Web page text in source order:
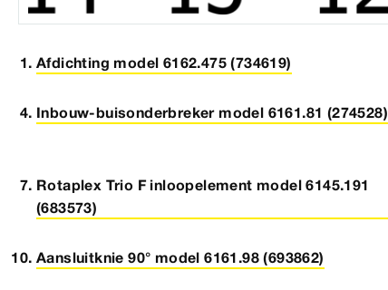
Afdichting model 6162.475 (734619)
Inbouw-buisonderbreker model 6161.81 (274528)
Rotaplex Trio F inloopelement model 6145.191
(683573)
Aansluitknie 90° model 6161.98 (693862)